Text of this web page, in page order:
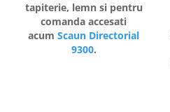
tapiterie, lemn si pentru
comanda accesati
acum Scaun Directorial
9300.